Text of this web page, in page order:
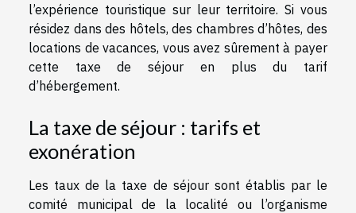
l’expérience touristique sur leur territoire. Si vous
résidez dans des hôtels, des chambres d’hôtes, des
locations de vacances, vous avez sûrement à payer
cette taxe de séjour en plus du tarif
d’hébergement.
La taxe de séjour : tarifs et
exonération
Les taux de la taxe de séjour sont établis par le
comité municipal de la localité ou l’organisme